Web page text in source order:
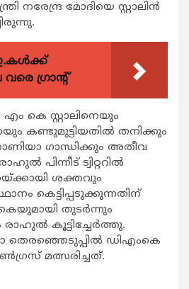
നരേന്ദ്ര മോദിയെ സ്റ്റാലിന്‍
ഗ്രാന്റ്
എം കെ സ്റ്റാലിനെയും
കണ്ടുമുട്ടിയതില്‍ തനിക്കും
ഗാന്ധിക്കും അതീവ
പിന്നീട് ട്വിറ്ററില്‍
ശക്തവും
കെട്ടിപ്പടുക്കുന്നതിന്
തുടര്‍ന്നും
രാഹുല്‍ കൂട്ടിച്ചേര്‍ത്തു.
തെരഞ്ഞെടുപ്പില്‍ ഡിഎംകെ
മത്സരിച്ചത്.